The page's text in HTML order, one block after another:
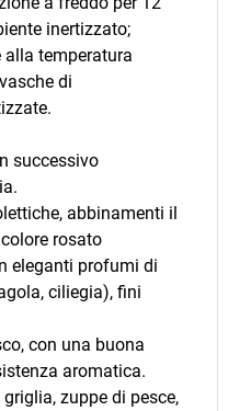
inertizzato;
alla temperatura
di
successivo
abbinamenti il
rosato
eleganti profumi di
ciliegia), fini
con una buona
aromatica.
zuppe di pesce,